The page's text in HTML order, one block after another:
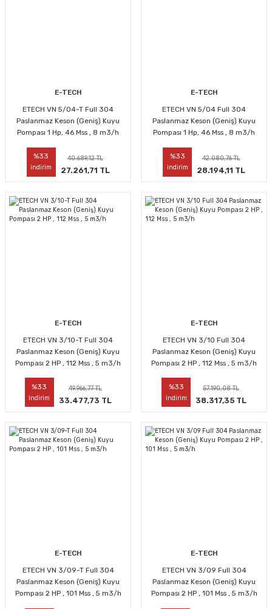
E-TECH
ETECH VN 5/04-T Full 304
Paslanmaz Keson (Geniş) Kuyu
Pompası 1 Hp, 46 Mss , 8 m3/h
%33
indirim
40.689,12 TL
27.261,71 TL
E-TECH
ETECH VN 5/04 Full 304
Paslanmaz Keson (Geniş) Kuyu
Pompası 1 Hp, 46 Mss , 8 m3/h
%33
indirim
42.080,76 TL
28.194,11 TL
E-TECH
ETECH VN 3/10-T Full 304
Paslanmaz Keson (Geniş) Kuyu
Pompası 2 HP , 112 Mss , 5 m3/h
%33
indirim
49.966,77 TL
33.477,73 TL
E-TECH
ETECH VN 3/10 Full 304
Paslanmaz Keson (Geniş) Kuyu
Pompası 2 HP , 112 Mss , 5 m3/h
%33
indirim
57.190,08 TL
38.317,35 TL
E-TECH
ETECH VN 3/09-T Full 304
Paslanmaz Keson (Geniş) Kuyu
Pompası 2 HP , 101 Mss , 5 m3/h
E-TECH
ETECH VN 3/09 Full 304
Paslanmaz Keson (Geniş) Kuyu
Pompası 2 HP , 101 Mss , 5 m3/h